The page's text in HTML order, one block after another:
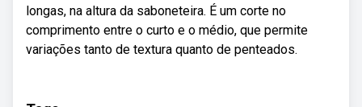
longas, na altura da saboneteira. É um corte no
comprimento entre o curto e o médio, que permite
variações tanto de textura quanto de penteados.